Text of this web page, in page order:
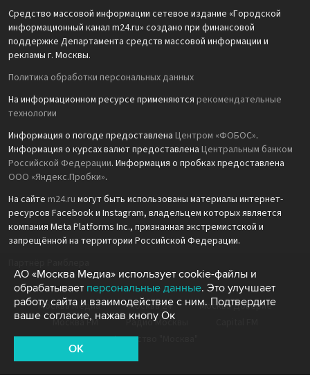
Средство массовой информации сетевое издание «Городской
информационный канал m24.ru» создано при финансовой
поддержке Департамента средств массовой информации и
рекламы г. Москвы.
Политика обработки персональных данных
На информационном ресурсе применяются рекомендательные
технологии
Информация о погоде предоставлена Центром «ФОБОС».
Информация о курсах валют предоставлена Центральным банком
Российской Федерации. Информация о пробках предоставлена
ООО «Яндекс.Пробки».
На сайте m24.ru могут быть использованы материалы интернет-
ресурсов Facebook и Instagram, владельцем которых является
компания Meta Platforms Inc., признанная экстремистской и
запрещённой на территории Российской Федерации.
Москва Медиа Москва 24
Москва Доверие
Москва FM
Радио Москвы
Агентство "Москва"
АО «Москва Медиа» использует cookie-файлы и
обрабатывает персональные данные. Это улучшает
работу сайта и взаимодействие с ним. Подтвердите
ваше согласие, нажав кнопу Ок
OK